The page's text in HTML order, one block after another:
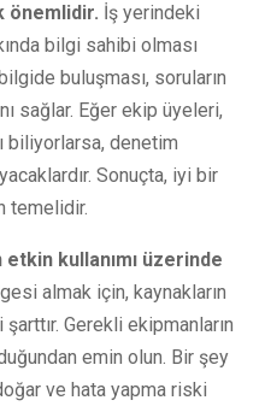
önemlidir. İş yerindeki
bilgi sahibi olması
buluşması, soruların
sağlar. Eğer ekip üyeleri,
biliyorlarsa, denetim
Sonuçta, iyi bir
temelidir.
kullanımı üzerinde
almak için, kaynakların
Gerekli ekipmanların
emin olun. Bir şey
ve hata yapma riski